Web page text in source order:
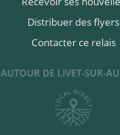
Distribuer des flyers
Contacter ce relais
AUTOUR DE LIVET-SUR-